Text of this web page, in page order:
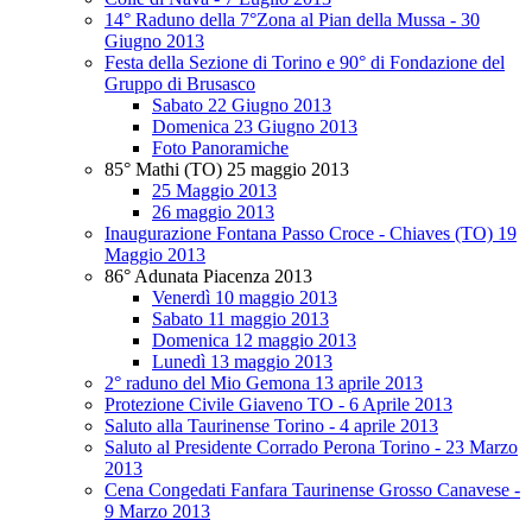
14° Raduno della 7°Zona al Pian della Mussa - 30
Giugno 2013
Festa della Sezione di Torino e 90° di Fondazione del
Gruppo di Brusasco
Sabato 22 Giugno 2013
Domenica 23 Giugno 2013
Foto Panoramiche
85° Mathi (TO) 25 maggio 2013
25 Maggio 2013
26 maggio 2013
Inaugurazione Fontana Passo Croce - Chiaves (TO) 19
Maggio 2013
86° Adunata Piacenza 2013
Venerdì 10 maggio 2013
Sabato 11 maggio 2013
Domenica 12 maggio 2013
Lunedì 13 maggio 2013
2° raduno del Mio Gemona 13 aprile 2013
Protezione Civile Giaveno TO - 6 Aprile 2013
Saluto alla Taurinense Torino - 4 aprile 2013
Saluto al Presidente Corrado Perona Torino - 23 Marzo
2013
Cena Congedati Fanfara Taurinense Grosso Canavese -
9 Marzo 2013